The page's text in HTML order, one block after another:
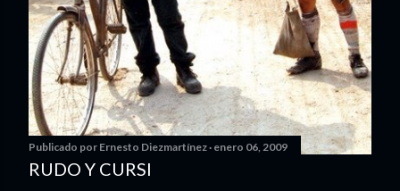
Publicado por Ernesto Diezmartínez enero 06, 2009
RUDO Y CURSI